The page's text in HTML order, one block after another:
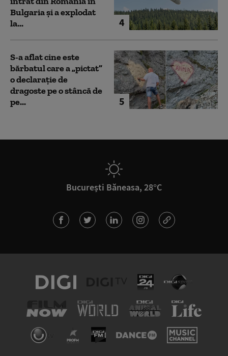
4
Bulgaria şi a explodat
la...
5
S-a aflat cine este
bărbatul care a „pictat”
o declarație de
dragoste pe o stâncă de
pe...
București Băneasa, 28°C